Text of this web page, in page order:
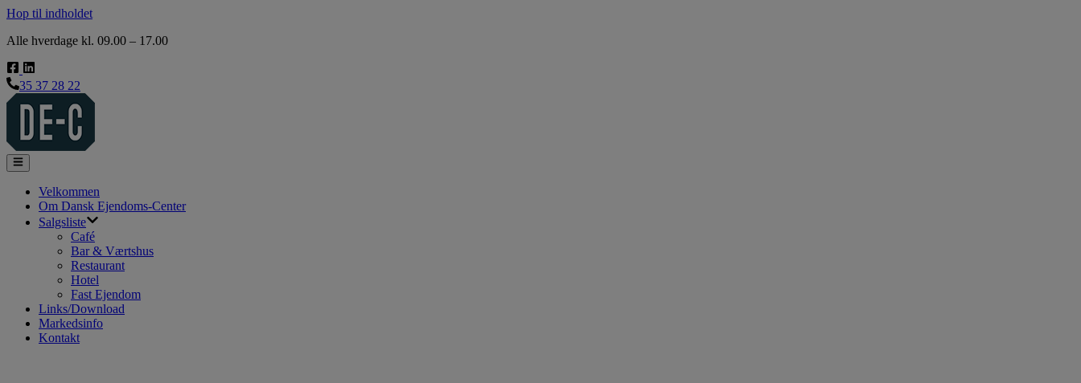
Hop til indholdet
Alle hverdage kl. 09.00 – 17.00
35 37 28 22
Velkommen
Om Dansk Ejendoms-Center
Salgsliste
Café
Bar & Værtshus
Restaurant
Hotel
Fast Ejendom
Links/Download
Markedsinfo
Kontakt